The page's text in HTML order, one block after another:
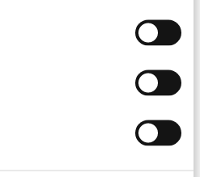
;-) Jeg har kigget i dine
jeg kan finde nogen opskrift på
mig et par gange nu at lave